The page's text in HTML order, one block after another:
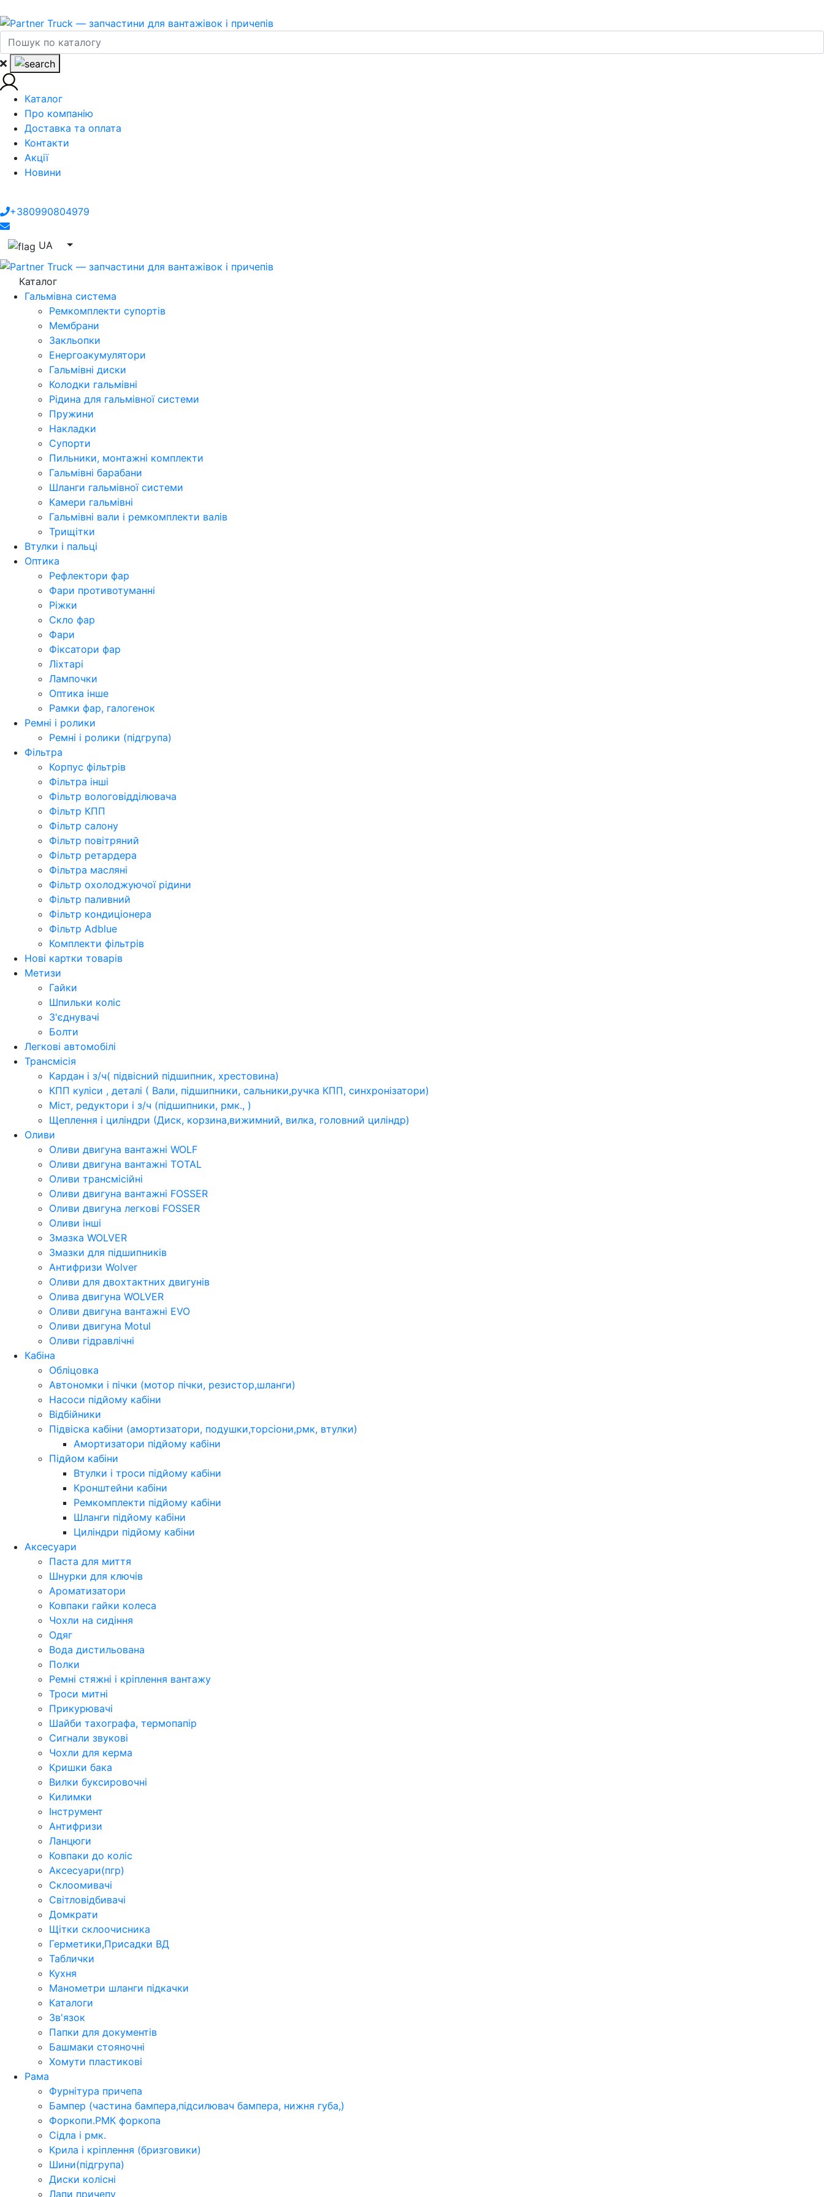
Каталог
Про компанію
Доставка та оплата
Контакти
Акції
Новини
+380990804979
UA
Каталог
Гальмівна система
Ремкомплекти супортів
Мембрани
Закльопки
Енергоакумулятори
Гальмівні диски
Колодки гальмівні
Рідина для гальмівної системи
Пружини
Накладки
Супорти
Пильники, монтажні комплекти
Гальмівні барабани
Шланги гальмівної системи
Камери гальмівні
Гальмівні вали і ремкомплекти валів
Трищітки
Втулки і пальці
Оптика
Рефлектори фар
Фари противотуманні
Ріжки
Скло фар
Фари
Фіксатори фар
Ліхтарі
Лампочки
Оптика інше
Рамки фар, галогенок
Ремні і ролики
Ремні і ролики (підгрупа)
Фільтра
Корпус фільтрів
Фільтра інші
Фільтр вологовідділювача
Фільтр КПП
Фільтр салону
Фільтр повітряний
Фільтр ретардера
Фільтра масляні
Фільтр охолоджуючої рідини
Фільтр паливний
Фільтр кондиціонера
Фільтр Adblue
Комплекти фільтрів
Нові картки товарів
Метизи
Гайки
Шпильки коліс
З'єднувачі
Болти
Легкові автомобілі
Трансмісія
Кардан і з/ч( підвісний підшипник, хрестовина)
КПП куліси , деталі ( Вали, підшипники, сальники,ручка КПП, синхронізатори)
Міст, редуктори і з/ч (підшипники, рмк., )
Щеплення і циліндри (Диск, корзина,вижимний, вилка, головний циліндр)
Оливи
Оливи двигуна вантажні WOLF
Оливи двигуна вантажні TOTAL
Оливи трансмісійні
Оливи двигуна вантажні FOSSER
Оливи двигуна легкові FOSSER
Оливи інші
Змазка WOLVER
Змазки для підшипників
Антифризи Wolver
Оливи для двохтактних двигунів
Олива двигуна WOLVER
Оливи двигуна вантажні EVO
Оливи двигуна Motul
Оливи гідравлічні
Кабіна
Обліцовка
Автономки і пічки (мотор пічки, резистор,шланги)
Насоси підйому кабіни
Відбійники
Підвіска кабіни (амортизатори, подушки,торсіони,рмк, втулки)
Амортизатори підйому кабіни
Підйом кабіни
Втулки і троси підйому кабіни
Кронштейни кабіни
Ремкомплекти підйому кабіни
Шланги підйому кабіни
Циліндри підйому кабіни
Аксесуари
Паста для миття
Шнурки для ключів
Ароматизатори
Ковпаки гайки колеса
Чохли на сидіння
Одяг
Вода дистильована
Полки
Ремні стяжні і кріплення вантажу
Троси митні
Прикурювачі
Шайби тахографа, термопапір
Сигнали звукові
Чохли для керма
Кришки бака
Вилки буксировочні
Килимки
Інструмент
Антифризи
Ланцюги
Ковпаки до коліс
Аксесуари(пгр)
Склоомивачі
Світловідбивачі
Домкрати
Щітки склоочисника
Герметики,Присадки ВД
Таблички
Кухня
Манометри шланги підкачки
Каталоги
Зв'язок
Папки для документів
Башмаки стояночні
Хомути пластикові
Рама
Фурнітура причепа
Бампер (частина бампера,підсилювач бампера, нижня губа,)
Форкопи.РМК форкопа
Сідла і рмк.
Крила і кріплення (бризговики)
Шини(підгрупа)
Диски колісні
Лапи причепу